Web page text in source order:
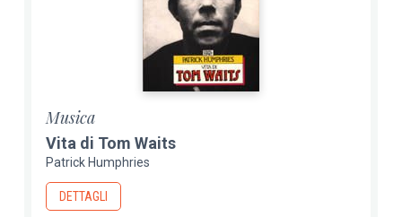
Musica
Vita di Tom Waits
Patrick Humphries
DETTAGLI